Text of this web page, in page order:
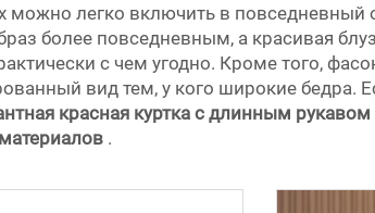
можно легко включить в повседневный
более повседневным, а красивая
с чем угодно. Кроме того,
вид тем, у кого широкие бедра.
красная куртка с длинным
.